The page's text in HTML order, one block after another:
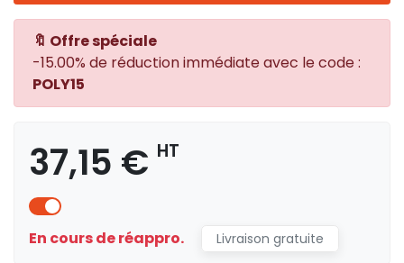
🔖 Offre spéciale
-15.00% de réduction immédiate avec le code :
POLY15
37,15 € HT
En cours de réappro. Livraison gratuite